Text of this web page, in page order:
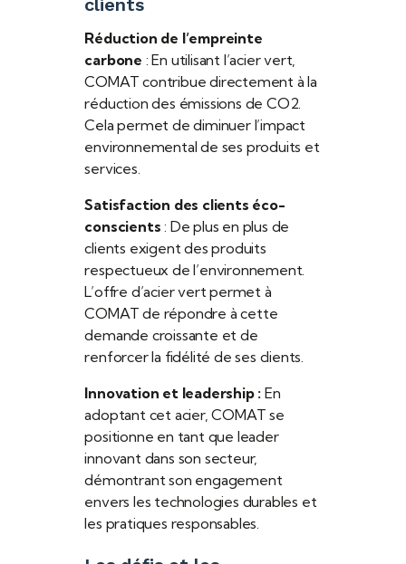
Réduction de l’empreinte
carbone : En utilisant l’acier vert,
COMAT contribue directement à la
réduction des émissions de CO2.
Cela permet de diminuer l’impact
environnemental de ses produits et
services.
Satisfaction des clients éco-
conscients : De plus en plus de
clients exigent des produits
respectueux de l’environnement.
L’offre d’acier vert permet à
COMAT de répondre à cette
demande croissante et de
renforcer la fidélité de ses clients.
Innovation et leadership : En
adoptant cet acier, COMAT se
positionne en tant que leader
innovant dans son secteur,
démontrant son engagement
envers les technologies durables et
les pratiques responsables.